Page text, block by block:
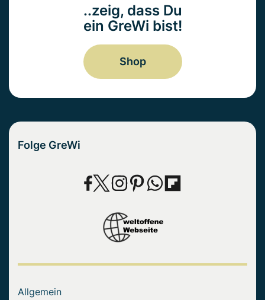
..zeig, dass Du
ein GreWi bist!
Shop
Folge GreWi
Allgemein